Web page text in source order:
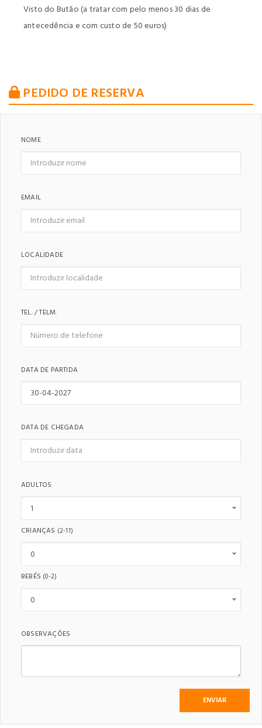
Visto do Butão (a tratar com pelo menos 30 dias de
antecedência e com custo de 50 euros)
PEDIDO DE RESERVA
NOME
EMAIL
LOCALIDADE
TEL. / TELM.
DATA DE PARTIDA
DATA DE CHEGADA
ADULTOS
CRIANÇAS (2-11)
BEBÉS (0-2)
OBSERVAÇÕES